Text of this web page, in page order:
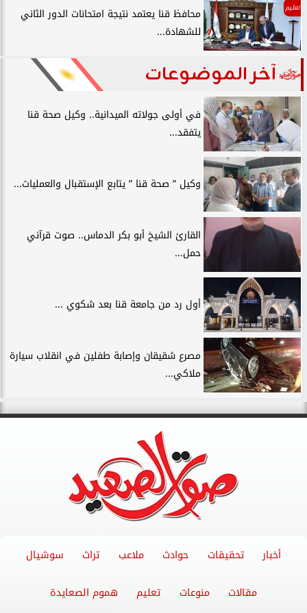
تعليم
محافظ قنا يعتمد نتيجة امتحانات الدور الثاني
للشهادة...
آخر الموضوعات
في أولى جولاته الميدانية.. وكيل صحة قنا
يتفقد...
وكيل ” صحة قنا ” يتابع الإستقبال والعمليات...
القارئ الشيخ أبو بكر الدماس.. صوت قرآني
حمل...
أول رد من جامعة قنا بعد شكوي ...
مصرع شقيقان وإصابة طفلين في انقلاب سيارة
ملاكي...
أخبار تحقيقات حوادث ملاعب تراث سوشيال
مقالات منوعات تعليم هموم الصعايدة